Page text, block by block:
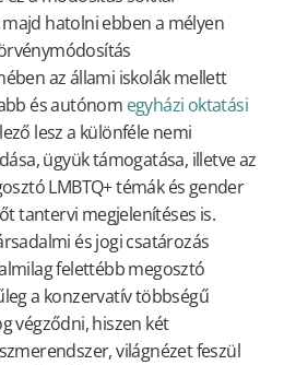
hatolni ebben a mélyen
az állami iskolák mellett
és autónom egyházi oktatási
lesz a különféle nemi
ügyük támogatása, illetve az
LMBTQ+ témák és gender
tantervi megjelenítéses is.
és jogi csatározás
felettébb megosztó
a konzervatív többségű
végződni, hiszen két
világnézet feszül